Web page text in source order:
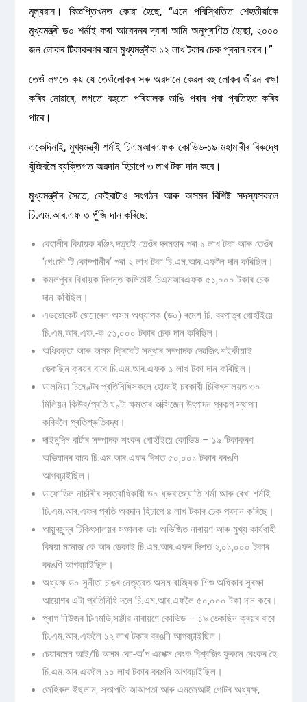
মূল্যৱান। বিজ্ঞপ্তিখনত কোৱা হৈছে, “এনে পৰিস্থিতিত শেহতীয়াকৈ
মুখ্যমন্ত্ৰী ড০ শৰ্মাই কৰা আবেদনৰ দ্বাৰা আমি অনুপ্ৰাণিত হৈছো, ২০০০
জন লোকৰ টিকাকৰণৰ বাবে মুখ্যমন্ত্ৰীক ১২ লাখ টকাৰ চেক প্ৰদান কৰে।”
তেওঁ লগতে কয় যে তেওঁলোকৰ সৰু অৱদানে কেৱল বহু লোকৰ জীৱন ৰক্ষা
কৰিব নোৱাৰে, লগতে বহুতো পৰিয়ালক ভাঙি পৰাৰ পৰা প্ৰতিহত কৰিব
পাৰে।
একেদিনাই, মুখ্যমন্ত্ৰী শৰ্মাই চিএমআৰএফক কোভিড-১৯ মহামাৰীৰ বিৰুদ্ধে
যুঁজিবলৈ ব্যক্তিগত অৱদান হিচাপে ৩ লাখ টকা দান কৰে।
মুখ্যমন্ত্ৰীৰ সৈতে, কেইবাটাও সংগঠন আৰু অসমৰ বিশিষ্ট সদস্যসকলে
চি.এম.আৰ.এফ ত পুঁজি দান কৰিছে:
বেহালীৰ বিধায়ক ৰঞ্জিৎ দত্তই তেওঁৰ দৰমহাৰ পৰা ১ লাখ টকা আৰু তেওঁৰ
‘গেংমৌ টি কোম্পানীৰ’ পৰা ২ লাখ টকা চি.এম.আৰ.এফলৈ দান কৰিছিল।
কমলপুৰৰ বিধায়ক দিগন্ত কলিতাই চিএমআৰএফক ৫১,০০০ টকাৰ চেক
দান কৰিছিল।
এডভোকেট জেনেৰেল অসম অধ্যাপক (ড০) ৰমেশ চি. বৰপাত্ৰ গোহাঁইয়ে
চি.এম.আৰ.এফ.-ক ৫১,০০০ টকাৰ চেক দান কৰিছিল।
অধিবক্তা আৰু অসম ক্ৰিকেট সন্থাৰ সম্পাদক দেৱজিৎ শইকীয়াই
ভেকছিন ক্ৰয়ৰ বাবে চি.এম.আৰ.এফক ১ লাখ টকা দান কৰিছিল।
ডালমিয়া চিমেণ্টৰ প্ৰতিনিধিসকলে হোজাই চৰকাৰী চিকিৎসালয়ত ৩০
মিলিয়ন কিউব/প্ৰতি ঘণ্টা ক্ষমতাৰ অক্সিজেন উৎপাদন প্ৰকল্প স্থাপন
কৰিবলৈ প্ৰতিশ্ৰুতিবদ্ধ।
দাইনন্দিন বাৰ্টাৰ সম্পাদক শংকৰ গোহাঁইয়ে কোভিড – ১৯ টিকাকৰণ
অভিযানৰ বাবে চি.এম.আৰ.এফৰ দিশত ৫০,০০১ টকাৰ বৰঙণি
আগবঢ়াইছিল।
ডাফোডিল নাৰ্চাৰীৰ স্বত্বাধিকাৰী ড০ ধ্ৰুবাজ্যোতি শৰ্মা আৰু ৰেখা শৰ্মাই
চি.এম.আৰ.এফৰ প্ৰতি অৱদান হিচাপে ৪ লাখ টকাৰ চেক প্ৰদান কৰিছে।
আয়ুৰসুন্দ্ৰ চিকিৎসালয়ৰ সঞ্চালক ডাঃ অভিজিত নাৰায়ণ আৰু মুখ্য কাৰ্যবাহী
বিষয়া মনোজ কে আৰ ডেকাই চি.এম.আৰ.এফৰ দিশত ২,০১,০০০ টকাৰ
বৰঙণি আগবঢ়াইছিল।
অধ্যক্ষ ড০ সুনীতা চাঙৰ নেতৃত্বত অসম ৰাজ্যিক শিশু অধিকাৰ সুৰক্ষা
আয়োগৰ এটা প্ৰতিনিধি দলে চি.এম.আৰ.এফলৈ ৫০,০০০ টকা দান কৰে।
প্ৰাগ নিউজৰ চিএমডি,সঞ্জীৱ নাৰায়ণে কোভিড – ১৯ ভেকছিন ক্ৰয়ৰ বাবে
চি.এম.আৰ.এফলৈ ১২ লাখ টকাৰ বৰঙনি আগবঢ়াইছিল।
চেয়াৰমেন আই/চি অসম কো-অ’প এপেক্স বেংক বিশ্বজিৎ ফুকনে বেংকৰ হৈ
চি.এম.আৰ.এফলৈ ১০ লাখ টকাৰ বৰঙনি আগবঢ়াইছিল।
জেহিৰুল ইছলাম, সভাপতি আআপতা আৰু এমজেআই গোটৰ অধ্যক্ষ,